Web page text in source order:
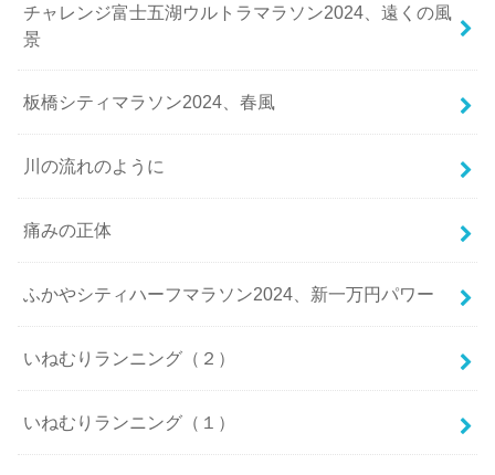
チャレンジ富士五湖ウルトラマラソン2024、遠くの風
景
板橋シティマラソン2024、春風
川の流れのように
痛みの正体
ふかやシティハーフマラソン2024、新一万円パワー
いねむりランニング（２）
いねむりランニング（１）